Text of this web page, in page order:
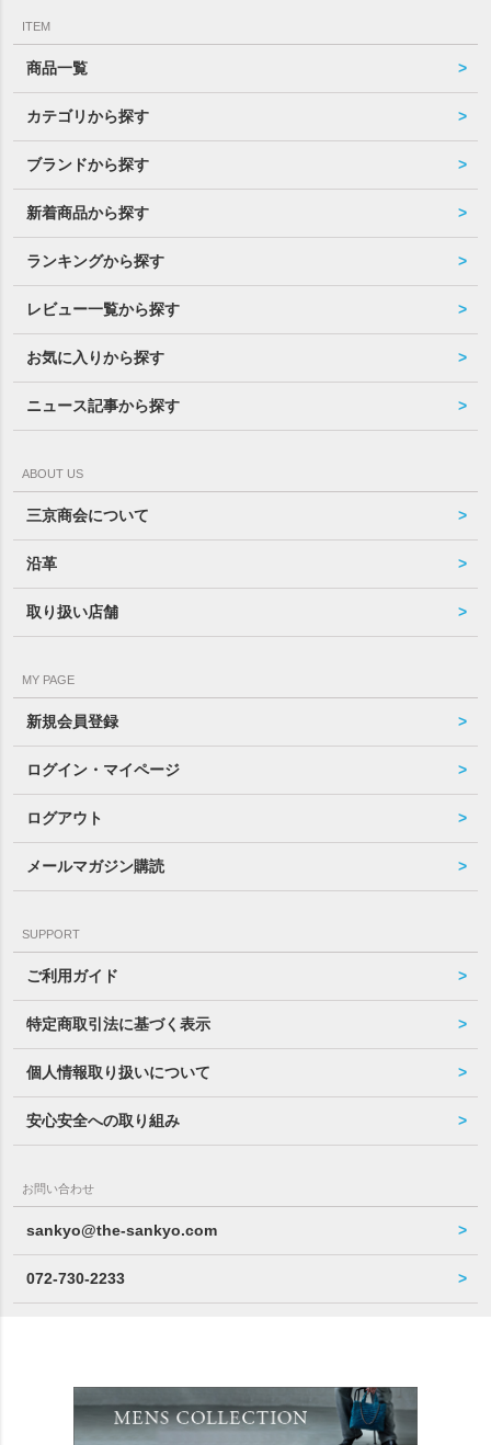
ITEM
商品一覧
カテゴリから探す
ブランドから探す
新着商品から探す
ランキングから探す
レビュー一覧から探す
お気に入りから探す
ニュース記事から探す
ABOUT US
三京商会について
沿革
取り扱い店舗
MY PAGE
新規会員登録
ログイン・マイページ
ログアウト
メールマガジン購読
SUPPORT
ご利用ガイド
特定商取引法に基づく表示
個人情報取り扱いについて
安心安全への取り組み
お問い合わせ
sankyo@the-sankyo.com
072-730-2233